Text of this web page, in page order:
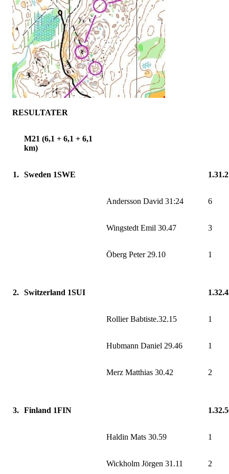
RESULTATER
M21 (6,1 + 6,1 + 6,1
km)
1. Sweden 1SWE
Andersson David 31:24 6
Wingstedt Emil 30.47 3
Öberg Peter 29.10 1
2. Switzerland 1SUI
Rollier Babtiste.32.15 1
Hubmann Daniel 29.46 1
Merz Matthias 30.42 2
3. Finland 1FIN
Haldin Mats 30.59 1
Wickholm Jörgen 31.11 2